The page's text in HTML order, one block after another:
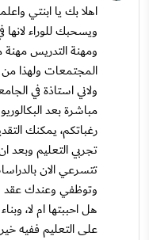
اهلا بك يا ابنتي
ويسحبك للوراء لانها
ومهنة التدريس مهنة
المجتمعات ولهذا
ولاني استاذة في
مباشرة بعد
رغباتكم، يمكنك
تجربي التعليم
تتسرعي الان
وتوظفي وعندك عقد
هل احببتها ام لا،
على التعليم ففيه